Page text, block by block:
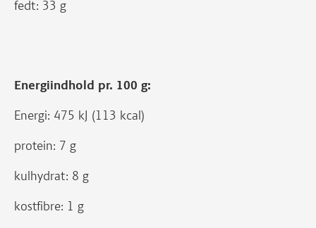
fedt: 33 g
Energiindhold pr. 100 g:
Energi: 475 kJ (113 kcal)
protein: 7 g
kulhydrat: 8 g
kostfibre: 1 g